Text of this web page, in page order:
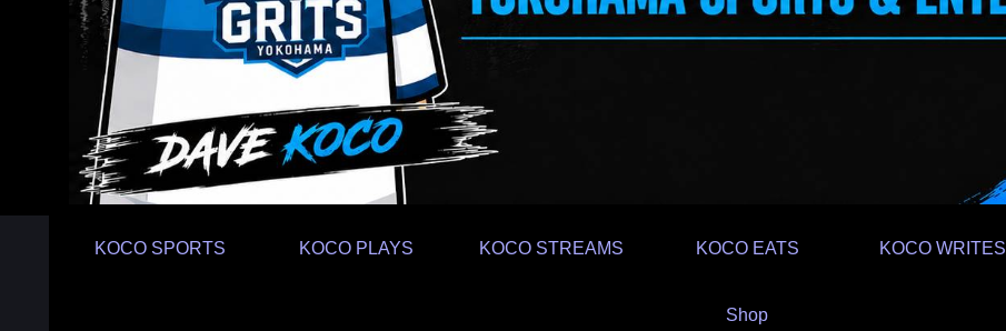
KOCO SPORTS KOCO PLAYS KOCO STREAMS KOCO EATS KOCO WRITES
Shop